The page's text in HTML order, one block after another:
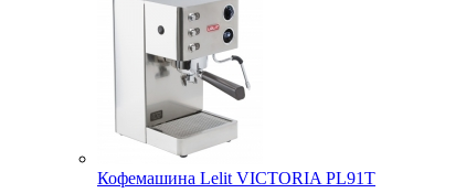
Кофемашина Lelit VICTORIA PL91T